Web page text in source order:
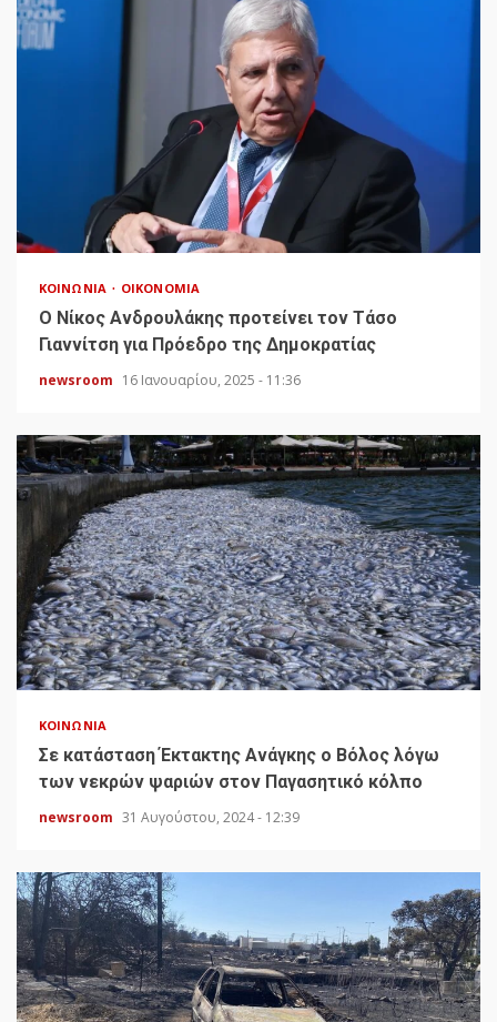
ΚΟΙΝΩΝΊΑ ΟΙΚΟΝΟΜΊΑ
Ο Νίκος Ανδρουλάκης προτείνει τον Τάσο
Γιαννίτση για Πρόεδρο της Δημοκρατίας
newsroom 16 Ιανουαρίου, 2025 - 11:36
ΚΟΙΝΩΝΊΑ
Σε κατάσταση Έκτακτης Ανάγκης ο Βόλος λόγω
των νεκρών ψαριών στον Παγασητικό κόλπο
newsroom 31 Αυγούστου, 2024 - 12:39